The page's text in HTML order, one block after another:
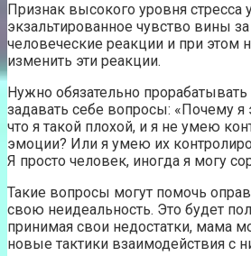
Признак высокого уровня стресса
экзальтированное чувство вины
человеческие реакции и при этом
изменить эти реакции.
Нужно обязательно
задавать себе вопросы: «Почему я
что я такой плохой, и я не умею
эмоции? Или я умею их
Я просто человек, иногда я могу
Такие вопросы могут помочь
свою неидеальность. Это будет
принимая свои недостатки, мама
новые тактики взаимодействия с